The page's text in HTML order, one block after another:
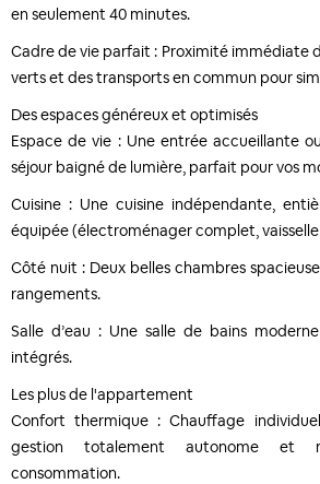
en seulement 40 minutes.
Cadre de vie parfait : Proximité immédiate
verts et des transports en commun pour
Des espaces généreux et optimisés
Espace de vie : Une entrée accueillante
séjour baigné de lumière, parfait pour vos
Cuisine : Une cuisine indépendante,
équipée (électroménager complet,
Côté nuit : Deux belles chambres
rangements.
Salle d’eau : Une salle de bains
intégrés.
Les plus de l'appartement
Confort thermique : Chauffage
gestion totalement autonome et
consommation.